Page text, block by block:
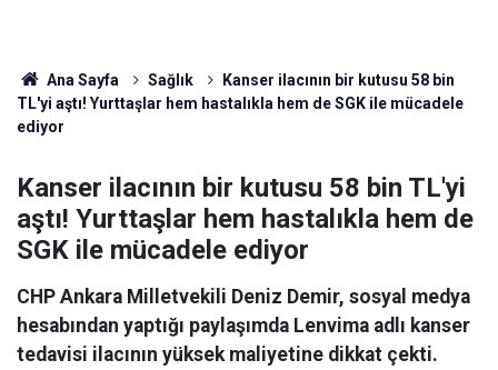
Ana Sayfa Sağlık
Kanser ilacının bir kutusu 58 bin
TL'yi aştı! Yurttaşlar hem hastalıkla hem de SGK ile mücadele
ediyor
Kanser ilacının bir kutusu 58 bin TL'yi
aştı! Yurttaşlar hem hastalıkla hem de
SGK ile mücadele ediyor
CHP Ankara Milletvekili Deniz Demir, sosyal medya
hesabından yaptığı paylaşımda Lenvima adlı kanser
tedavisi ilacının yüksek maliyetine dikkat çekti.